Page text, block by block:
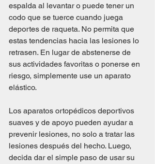
espalda al levantar o puede tener un
codo que se tuerce cuando juega
deportes de raqueta. No permita que
estas tendencias hacia las lesiones lo
retrasen. En lugar de abstenerse de
sus actividades favoritas o ponerse en
riesgo, simplemente use un aparato
elástico.
Los aparatos ortopédicos deportivos
suaves y de apoyo pueden ayudar a
prevenir lesiones, no solo a tratar las
lesiones después del hecho. Luego,
decida dar el simple paso de usar su